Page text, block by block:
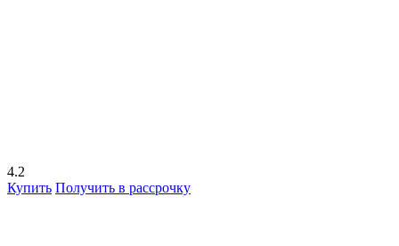
4.2
Купить Получить в рассрочку